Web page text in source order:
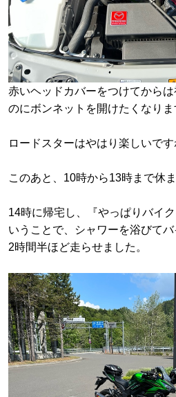
赤いヘッドカバーをつけてから
のにボンネットを開けたくなりま
ロードスターはやはり楽しいです
このあと、10時から13時まで休
14時に帰宅し、『やっぱりバイク
いうことで、シャワーを浴びてバ
2時間半ほど走らせました。